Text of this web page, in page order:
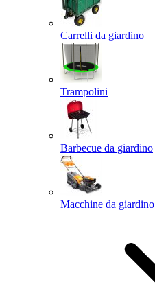
Carrelli da giardino
Trampolini
Barbecue da giardino
Macchine da giardino